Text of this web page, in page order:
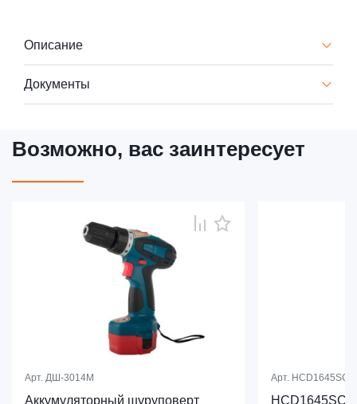
Описание
Документы
Возможно, вас заинтересует
Арт. ДШ-3014М
Аккумуляторный шуруповерт
Арт. HCD1645SC
HCD1645SC